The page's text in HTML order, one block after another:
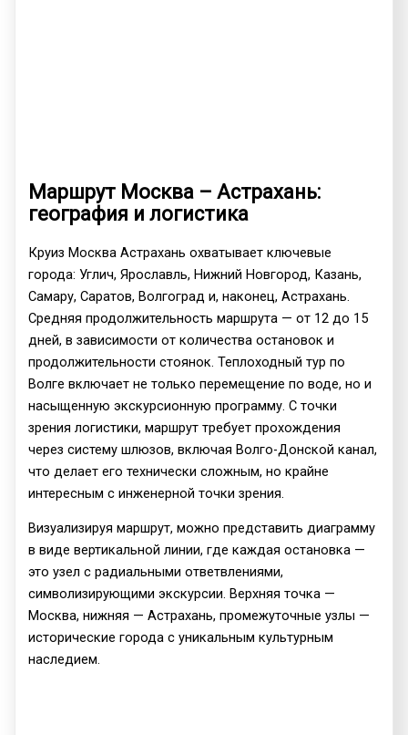
Маршрут Москва – Астрахань:
география и логистика
Круиз Москва Астрахань охватывает ключевые
города: Углич, Ярославль, Нижний Новгород, Казань,
Самару, Саратов, Волгоград и, наконец, Астрахань.
Средняя продолжительность маршрута — от 12 до 15
дней, в зависимости от количества остановок и
продолжительности стоянок. Теплоходный тур по
Волге включает не только перемещение по воде, но и
насыщенную экскурсионную программу. С точки
зрения логистики, маршрут требует прохождения
через систему шлюзов, включая Волго-Донской канал,
что делает его технически сложным, но крайне
интересным с инженерной точки зрения.
Визуализируя маршрут, можно представить диаграмму
в виде вертикальной линии, где каждая остановка —
это узел с радиальными ответвлениями,
символизирующими экскурсии. Верхняя точка —
Москва, нижняя — Астрахань, промежуточные узлы —
исторические города с уникальным культурным
наследием.